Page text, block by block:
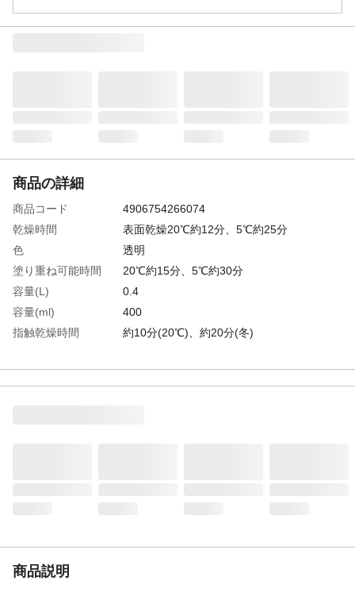
商品の詳細
商品コード
4906754266074
乾燥時間
表面乾燥20℃約12分、5℃約25分
色
透明
塗り重ね可能時間
20℃約15分、5℃約30分
容量(L)
0.4
容量(ml)
400
指触乾燥時間
約10分(20℃)、約20分(冬)
塗布面積(［［Ｍ
２］］)
約1.0～1.5
商品説明